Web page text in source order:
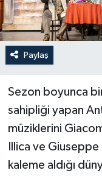
Paylaş
Sezon boyunca
sahipliği yapan
müziklerini
Illica ve
kaleme aldığı
Öğle Bülteni
Sağlık
Siyaset
Sosyal medya
Spor
Teknoloji